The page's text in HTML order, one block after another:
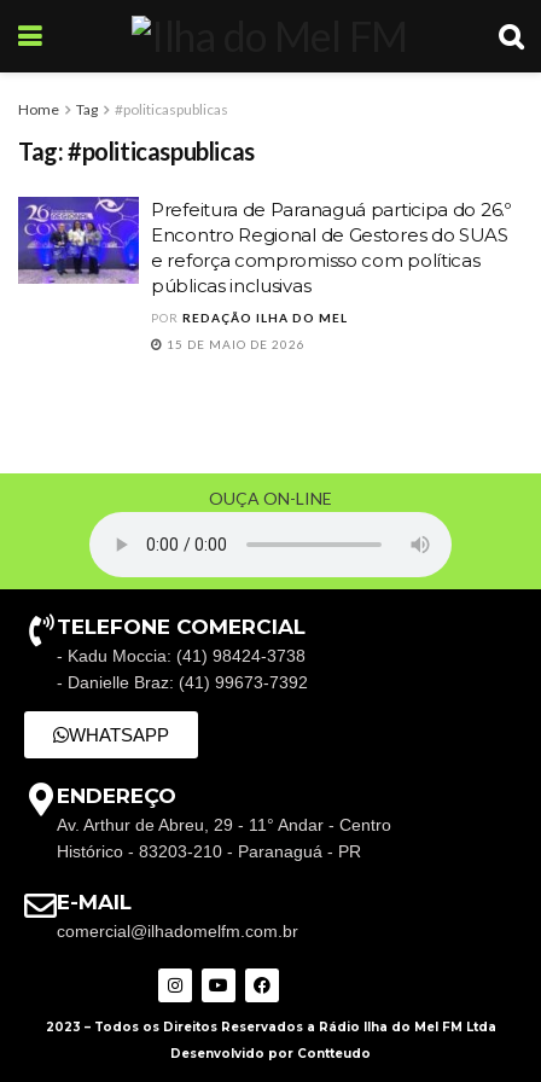
Home Tag #politicaspublicas
Tag:#politicaspublicas
Prefeitura de Paranaguá participa do 26.º
Encontro Regional de Gestores do SUAS
e reforça compromisso com políticas
públicas inclusivas
POR REDAÇÃO ILHA DO MEL
15 DE MAIO DE 2026
OUÇA ON-LINE
TELEFONE COMERCIAL
- Kadu Moccia: (41) 98424-3738
- Danielle Braz: (41) 99673-7392
WHATSAPP
ENDEREÇO
Av. Arthur de Abreu, 29 - 11° Andar - Centro
Histórico - 83203-210 - Paranaguá - PR
E-MAIL
comercial@ilhadomelfm.com.br
2023 – Todos os Direitos Reservados a Rádio Ilha do Mel FM Ltda
Desenvolvido por Contteudo